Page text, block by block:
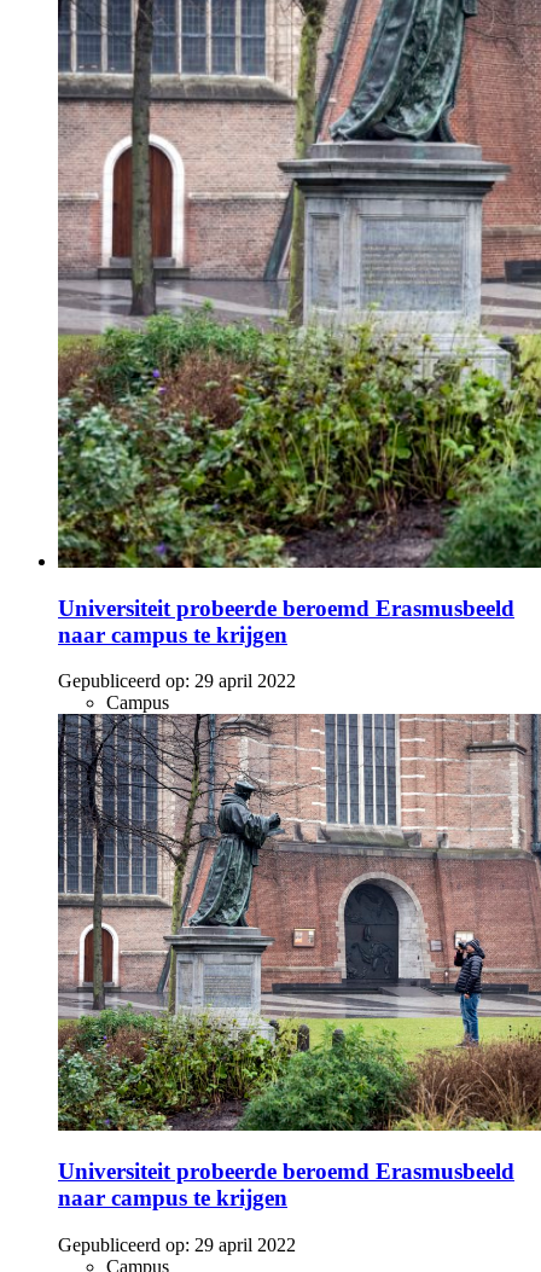
Universiteit probeerde beroemd Erasmusbeeld
naar campus te krijgen
Gepubliceerd op: 29 april 2022
Campus
Universiteit probeerde beroemd Erasmusbeeld
naar campus te krijgen
Gepubliceerd op: 29 april 2022
Campus